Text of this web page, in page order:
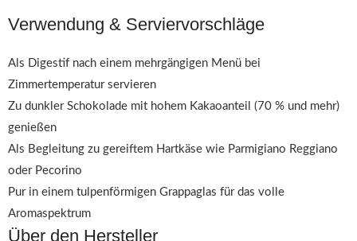
Verwendung & Serviervorschläge
Als Digestif nach einem mehrgängigen Menü bei
Zimmertemperatur servieren
Zu dunkler Schokolade mit hohem Kakaoanteil (70 % und mehr)
genießen
Als Begleitung zu gereiftem Hartkäse wie Parmigiano Reggiano
oder Pecorino
Pur in einem tulpenförmigen Grappaglas für das volle
Aromaspektrum
Über den Hersteller